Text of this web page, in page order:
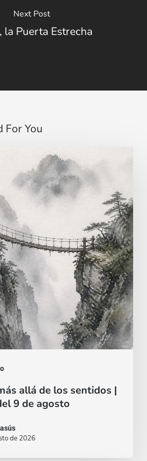
Next Post
la Puerta Estrecha
For You
allá de los sentidos |
9 de agosto
de 2026